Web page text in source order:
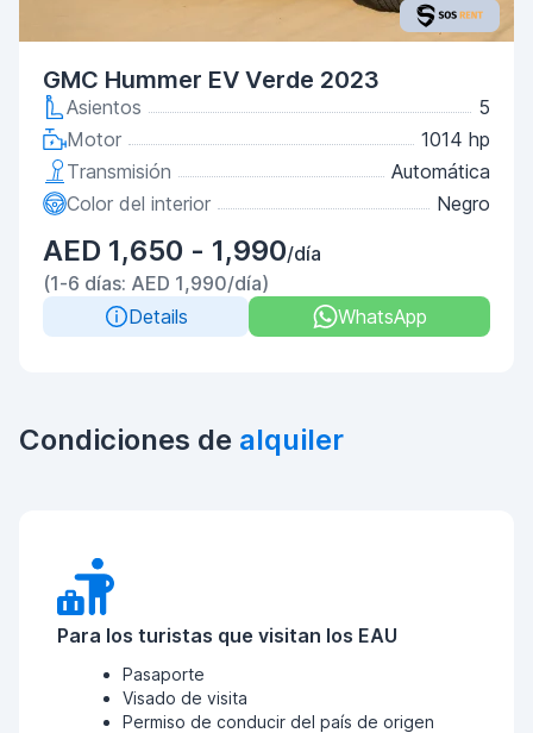
GMC Hummer EV Verde 2023
Asientos
5
Motor
1014 hp
Transmisión
Automática
Color del interior
Negro
AED 1,650 - 1,990/día
(1-6 días: AED 1,990/día)
Details
WhatsApp
Condiciones de alquiler
Para los turistas que visitan los EAU
Pasaporte
Visado de visita
Permiso de conducir del país de origen